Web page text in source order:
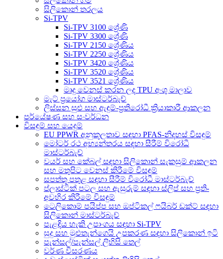
සිලිකොන් තරලය
Si-TPV
Si-TPV 3100 ශ්‍රේණි
Si-TPV 3300 ශ්‍රේණි
Si-TPV 2150 ශ්‍රේණිය
Si-TPV 2250 ශ්‍රේණිය
Si-TPV 3420 ශ්‍රේණිය
Si-TPV 3520 ශ්‍රේණිය
Si-TPV 3521 ශ්‍රේණිය
මෘදු වෙනස් කරන ලද TPU අංශු මාලාව
මැට් ප්‍රයෝග මාස්ටර්බැච්
ලිස්සන සුළු සහ ඇඳුම්-ප්‍රතිරෝධී ක්‍රියාකාරී ආකලන
පර්යේෂණ සහ සංවර්ධන
විසඳුම් සහ යෙදුම්
EU PPWR අනුකූලතාව සඳහා PFAS-නිදහස් විසඳුම්
මෝටර් රථ අභ්‍යන්තරය සඳහා සීරීම් විරෝධී
මාස්ටර්බැච්
වයර් සහ කේබල් සඳහා සිලිකොන් සැකසුම් ආකලන
සහ මතුපිට වෙනස් කිරීමේ විසඳුම්
සපත්තු පතුළ සඳහා සීරීම් විරෝධී මාස්ටර්බැච්
ප්ලාස්ටික් පටල සහ ඇසුරුම් සඳහා ස්ලිප් සහ ප්‍රති-
අවහිර කිරීමේ විසඳුම්
ටෙලිකොම් පයිප්ප සහ ඔප්ටිකල් ෆයිබර් ඩක්ට් සඳහා
සිලිකොන් මාස්ටර්බැච්
පැළඳිය හැකි උපාංගය සඳහා Si-TPV
සුදු සහ මුළුතැන්ගෙයි උපකරණ සඳහා සිලිකොන් ඉටි
පැන්සල්/පැන්සල් ලිහිසි තෙල්
වර්ණ විසරණය